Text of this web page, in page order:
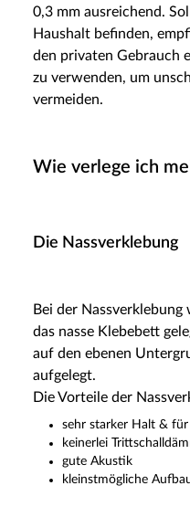
0,3 mm ausreichend.
Haushalt befinden,
den privaten Gebrauch
zu verwenden, um
vermeiden.
Wie verlege ich
Die Nassverklebung
Bei der
das nasse Klebebett
auf den ebenen
aufgelegt.
Die Vorteile der
sehr starker Halt &
keinerlei
gute Akustik
kleinstmögliche